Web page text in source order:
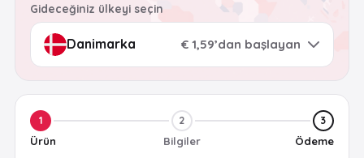
Gideceğiniz ülkeyi seçin
€ 1,59’dan başlayan
1
Ürün
2
Bilgiler
3
Ödeme